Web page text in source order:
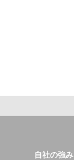
自社の強み